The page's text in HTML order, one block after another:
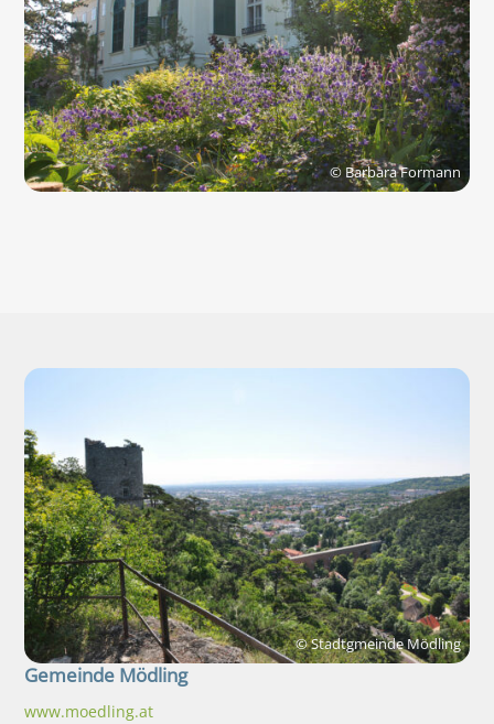
© Barbara Formann
© Stadtgmeinde Mödling
Gemeinde Mödling
www.moedling.at